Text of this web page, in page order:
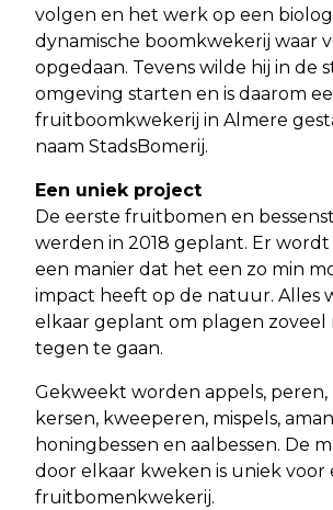
volgen en het werk op een
dynamische boomkwekerij waar
opgedaan. Tevens wilde hij in de
omgeving starten en is daarom
fruitboomkwekerij in Almere
naam StadsBomerij.
Een uniek project
De eerste fruitbomen en
werden in 2018 geplant. Er
een manier dat het een zo min
impact heeft op de natuur. Alles
elkaar geplant om plagen zoveel
tegen te gaan.
Gekweekt worden appels,
kersen, kweeperen, mispels,
honingbessen en aalbessen. De
door elkaar kweken is uniek voor
fruitbomenkwekerij.